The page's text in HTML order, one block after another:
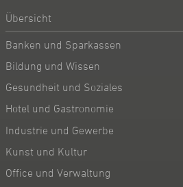
Übersicht
Banken und Sparkassen
Bildung und Wissen
Gesundheit und Soziales
Hotel und Gastronomie
Industrie und Gewerbe
Kunst und Kultur
Office und Verwaltung